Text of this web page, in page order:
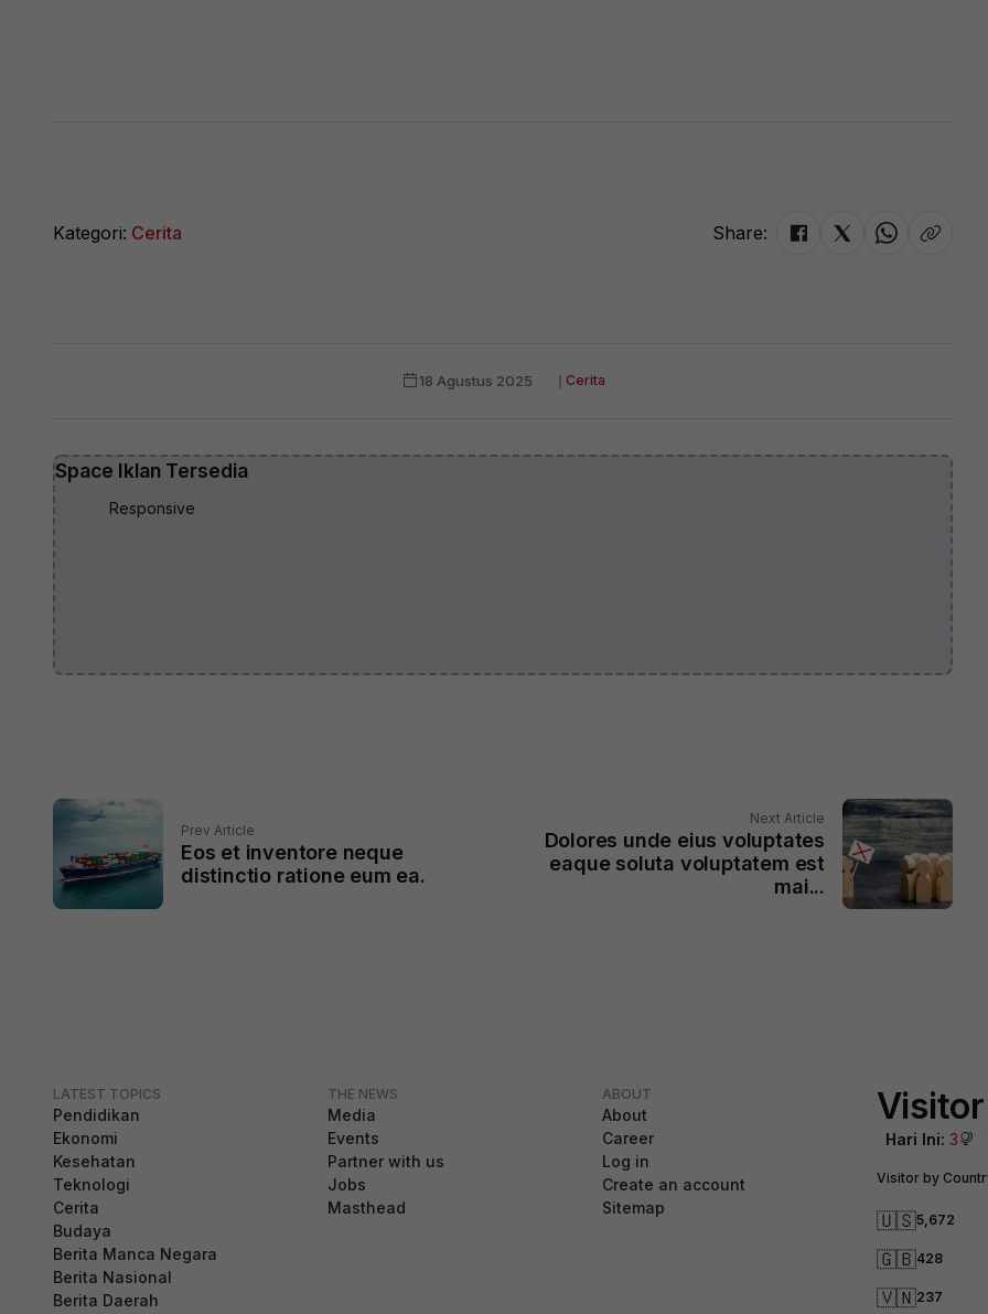
Kategori: Cerita Share:
18 Agustus 2025 ❘ Cerita
Space Iklan Tersedia
Responsive
Prev Article
Eos et inventore neque
distinctio ratione eum ea.
Next Article
Dolores unde eius voluptates
eaque soluta voluptatem est
mai...
LATEST TOPICS
Pendidikan
Ekonomi
Kesehatan
Teknologi
Cerita
Budaya
Berita Manca Negara
Berita Nasional
Berita Daerah
THE NEWS
Media
Events
Partner with us
Jobs
Masthead
ABOUT
About
Career
Log in
Create an account
Sitemap
Hari Ini: 3
Visitor by
🇺🇸5,672
🇬🇧428
🇻🇳237